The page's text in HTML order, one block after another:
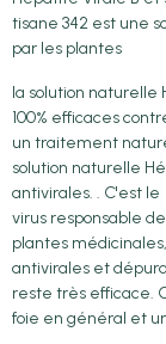
tisane 342 est une
par les plantes
la solution naturelle
100% efficaces
un traitement
solution naturelle
antivirales. . C'est
virus responsable
plantes
antivirales et
reste très efficace.
foie en général et